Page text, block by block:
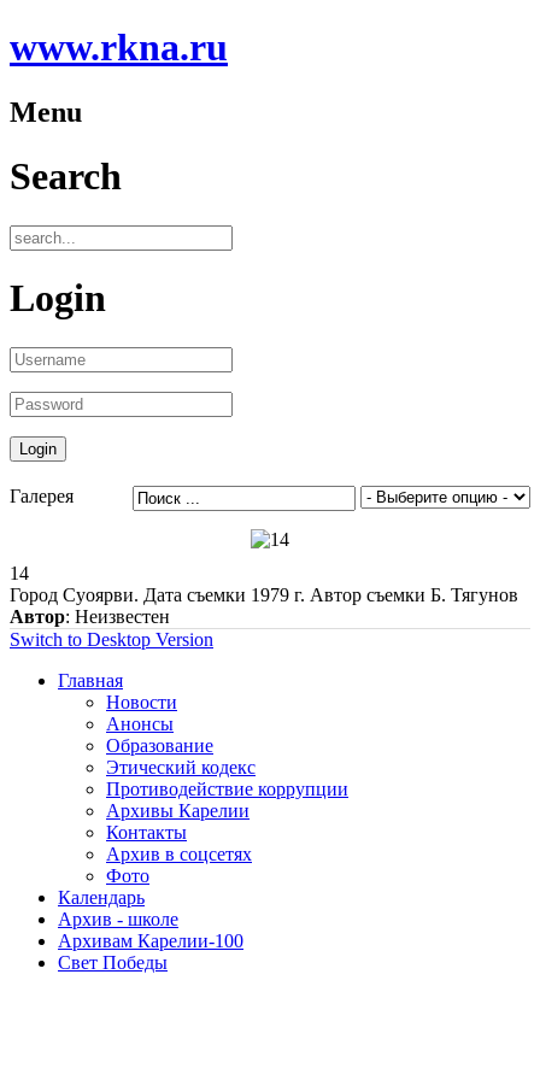
www.rkna.ru
Menu
Search
Login
Галерея
14
Город Суоярви. Дата съемки 1979 г. Автор съемки Б. Тягунов
Автор: Неизвестен
Switch to Desktop Version
Главная
Новости
Анонсы
Образование
Этический кодекс
Противодействие коррупции
Архивы Карелии
Контакты
Архив в соцсетях
Фото
Календарь
Архив - школе
Архивам Карелии-100
Свет Победы